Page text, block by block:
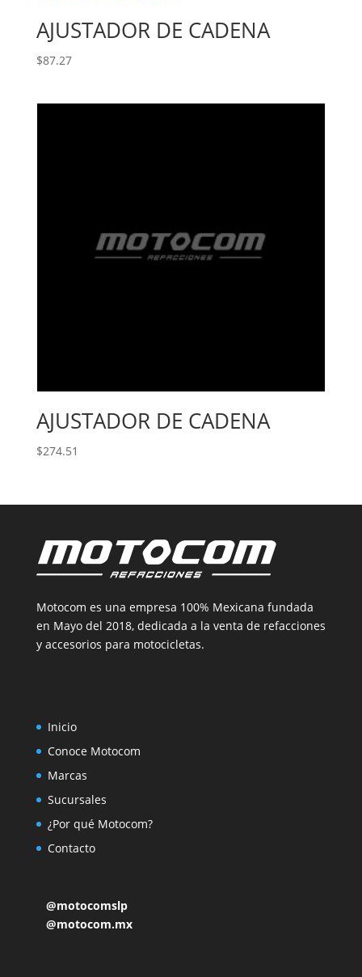
AJUSTADOR DE CADENA
$87.27
AJUSTADOR DE CADENA
$274.51
Motocom es una empresa 100% Mexicana fundada
en Mayo del 2018, dedicada a la venta de refacciones
y accesorios para motocicletas.
Inicio
Conoce Motocom
Marcas
Sucursales
¿Por qué Motocom?
Contacto
@motocomslp
@motocom.mx